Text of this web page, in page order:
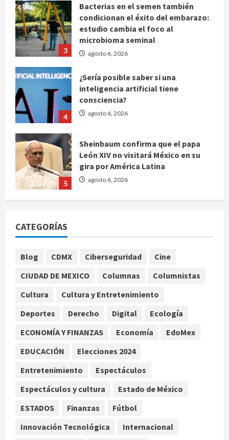
3
Bacterias en el semen también
condicionan el éxito del embarazo:
estudio cambia el foco al
microbioma seminal
agosto 6, 2026
4
¿Sería posible saber si una
inteligencia artificial tiene
consciencia?
agosto 6, 2026
5
Sheinbaum confirma que el papa
León XIV no visitará México en su
gira por América Latina
agosto 6, 2026
Publican artículo sobre adaptar la
vida social a la de los hijos
Bacterias en el semen también
condicionan el éxito del embarazo:
microbioma seminal
agosto 6, 2026
¿Sería posible saber si una
consciencia?
CATEGORÍAS
Blog CDMX Ciberseguridad
Cine
CIUDAD DE MEXICO
Columnas
Columnistas
Cultura
Cultura y Entretenimiento
Deportes
Derecho Digital
Ecología
ECONOMÍA Y FINANZAS
Economía
EdoMex
EDUCACIÓN
Elecciones 2024
Entretenimiento
Espectáculos
Espectáculos y cultura
Estado de México
ESTADOS
Finanzas
Fútbol
Innovación Tecnológica
Internacional